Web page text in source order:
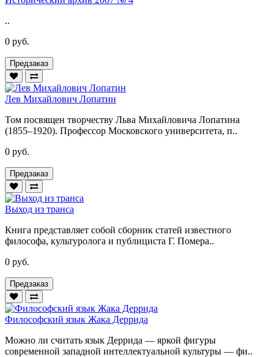
..
0 руб.
Предзаказ
Лев Михайлович Лопатин
Том посвящен творчеству Льва Михайловича Лопатина
(1855–1920). Профессор Московского университета, п..
0 руб.
Предзаказ
Выход из транса
Книга представляет собой сборник статей известного
философа, культуролога и публициста Г. Помера..
0 руб.
Предзаказ
Философский язык Жака Деррида
Можно ли считать язык Деррида — яркой фигуры
современной западной интеллектуальной культуры — фи..